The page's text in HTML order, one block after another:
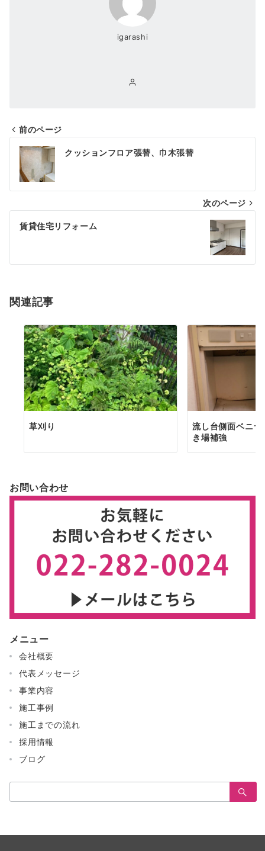
igarashi
投
稿
ナ
ビ
ゲ
シ
ン
前のページ
クッションフロア張替、巾木張替
次のページ
賃貸住宅リフォーム
関連記事
草刈り
流し台側面ベニ
き場補強
お問い合わせ
メニュー
会社概要
代表メッセージ
事業内容
施工事例
施工までの流れ
採用情報
ブログ
索：